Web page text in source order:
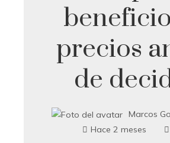
precios
de
Marcos
Hace 2 meses